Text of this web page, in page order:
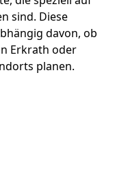
sind. Diese
davon, ob
Erkrath oder
planen.